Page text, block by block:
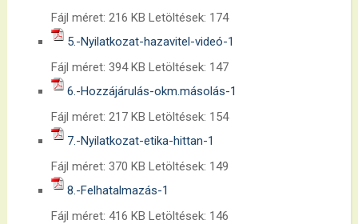
Fájl méret: 216 KB Letöltések: 174
5.-Nyilatkozat-hazavitel-videó-1
Fájl méret: 394 KB Letöltések: 147
6.-Hozzájárulás-okm.másolás-1
Fájl méret: 217 KB Letöltések: 154
7.-Nyilatkozat-etika-hittan-1
Fájl méret: 370 KB Letöltések: 149
8.-Felhatalmazás-1
Fájl méret: 416 KB Letöltések: 146